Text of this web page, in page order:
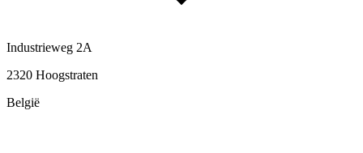
Industrieweg 2A
2320 Hoogstraten
België